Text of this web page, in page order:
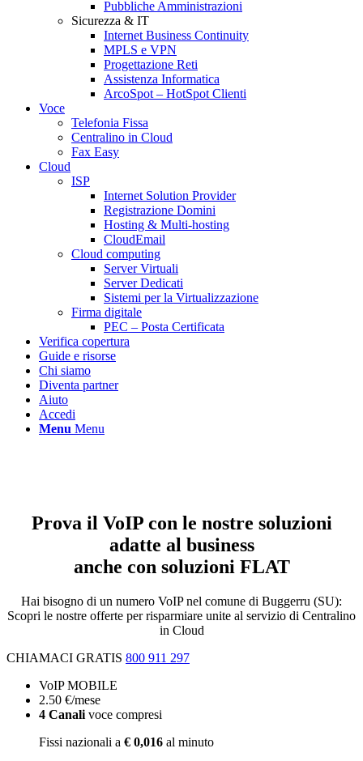
Pubbliche Amministrazioni
Sicurezza & IT
Internet Business Continuity
MPLS e VPN
Progettazione Reti
Assistenza Informatica
ArcoSpot – HotSpot Clienti
Voce
Telefonia Fissa
Centralino in Cloud
Fax Easy
Cloud
ISP
Internet Solution Provider
Registrazione Domini
Hosting & Multi-hosting
CloudEmail
Cloud computing
Server Virtuali
Server Dedicati
Sistemi per la Virtualizzazione
Firma digitale
PEC – Posta Certificata
Verifica copertura
Guide e risorse
Chi siamo
Diventa partner
Aiuto
Accedi
Menu Menu
Prova il VoIP con le nostre soluzioni
adatte al business
anche con soluzioni FLAT
Hai bisogno di un numero VoIP nel comune di Buggerru (SU):
Scopri le nostre offerte per risparmiare unite al servizio di Centralino
in Cloud
CHIAMACI GRATIS 800 911 297
VoIP MOBILE
2.50 €/mese
4 Canali voce compresi
Fissi nazionali a € 0,016 al minuto